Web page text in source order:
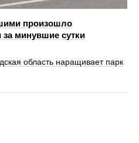
произошло
минувшие сутки
область наращивает парк